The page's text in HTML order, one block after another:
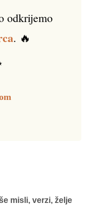
odkrijemo
. 🔥
misli, verzi, želje